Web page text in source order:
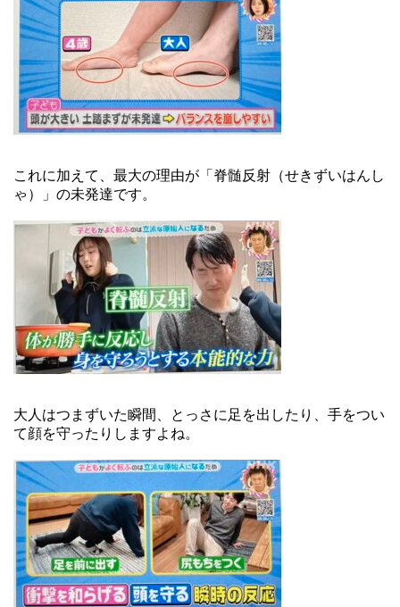
これに加えて、最大の理由が「脊髄反射（せきずいはんし
ゃ）」の未発達です。
大人はつまずいた瞬間、とっさに足を出したり、手をつい
て顔を守ったりしますよね。